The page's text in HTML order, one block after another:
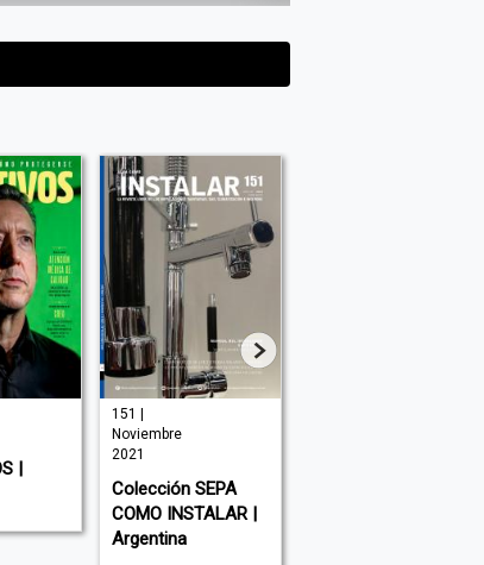
|
151 |
Noviembre
2021
Colección SEPA
COMO INSTALAR |
Argentina